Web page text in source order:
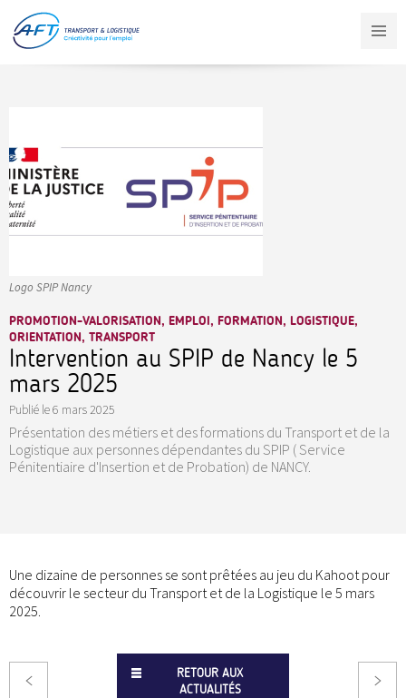
contenu
principal
Logo SPIP Nancy
PROMOTION-VALORISATION, EMPLOI, FORMATION, LOGISTIQUE,
ORIENTATION, TRANSPORT
Intervention au SPIP de Nancy le 5
mars 2025
Publié le6 mars 2025
Présentation des métiers et des formations du Transport et de la
Logistique aux personnes dépendantes du SPIP ( Service
Pénitentiaire d'Insertion et de Probation) de NANCY.
Une dizaine de personnes se sont prêtées au jeu du Kahoot pour
découvrir le secteur du Transport et de la Logistique le 5 mars
2025.
RETOUR AUX
ACTUALITÉS